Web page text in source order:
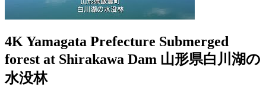
4K Yamagata Prefecture Submerged
forest at Shirakawa Dam 山形県白川湖の
水没林